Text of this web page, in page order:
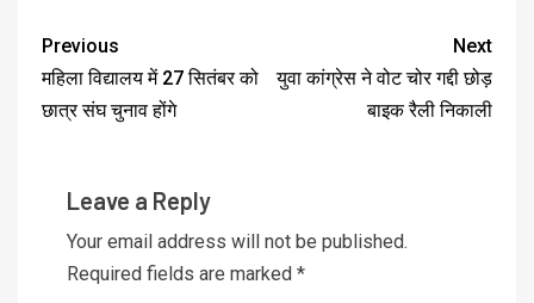
Previous
महिला विद्यालय में 27 सितंबर को
छात्र संघ चुनाव होंगे
Next
युवा कांग्रेस ने वोट चोर गद्दी छोड़
बाइक रैली निकाली
Leave a Reply
Your email address will not be published.
Required fields are marked *